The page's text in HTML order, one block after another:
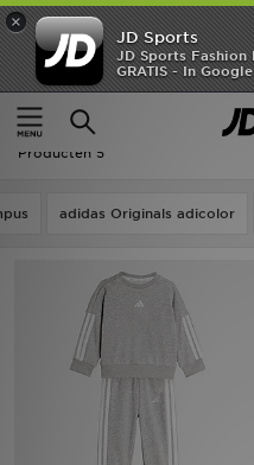
×
JD Sports
JD Sports Fashion
GRATIS - In
Thuis
Kids
Kids - Grijs Adidas
Producten 5
adidas Originals adicolor
New In
Heren
Dames
Voetbal